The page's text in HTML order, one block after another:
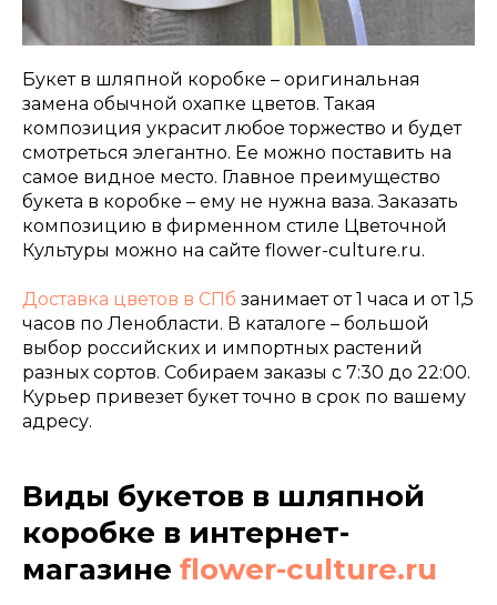
Букет в шляпной коробке – оригинальная
замена обычной охапке цветов. Такая
композиция украсит любое торжество и будет
смотреться элегантно. Ее можно поставить на
самое видное место. Главное преимущество
букета в коробке – ему не нужна ваза. Заказать
композицию в фирменном стиле Цветочной
Культуры можно на сайте flower-culture.ru.
Доставка цветов в СПб занимает от 1 часа и от 1,5
часов по Ленобласти. В каталоге – большой
выбор российских и импортных растений
разных сортов. Собираем заказы с 7:30 до 22:00.
Курьер привезет букет точно в срок по вашему
адресу.
Виды букетов в шляпной
коробке в интернет-
магазине flower-culture.ru